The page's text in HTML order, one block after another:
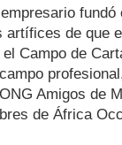
artífices de que
el Campo de
Amigos de
de África